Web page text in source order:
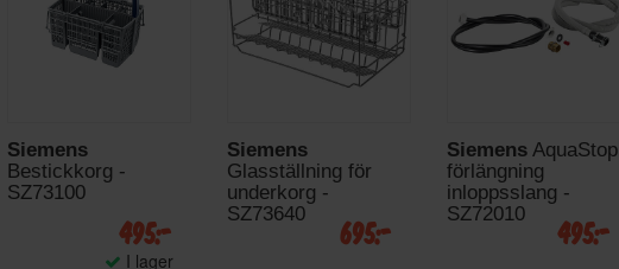
Siemens
Bestickkorg -
SZ73100
495:-
I lager
Siemens
Glasställning för
underkorg -
SZ73640
695:-
SiemensAquaStop
förlängning
inloppsslang -
SZ72010
495:-